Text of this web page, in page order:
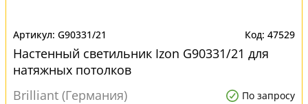
G90331/21 47529
Настенный светильник Izon G90331/21 для
натяжных потолков
Brilliant (Германия)
По запросу